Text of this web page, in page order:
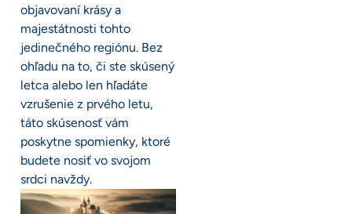
objavovaní krásy a
majestátnosti tohto
jedinečného regiónu. Bez
ohľadu na to, či ste skúsený
letca alebo len hľadáte
vzrušenie z prvého letu,
táto skúsenosť vám
poskytne spomienky, ktoré
budete nosiť vo svojom
srdci navždy.